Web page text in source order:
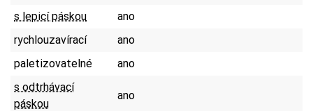
s lepicí páskou
ano
rychlouzavírací
ano
paletizovatelné
ano
s odtrhávací
páskou
ano